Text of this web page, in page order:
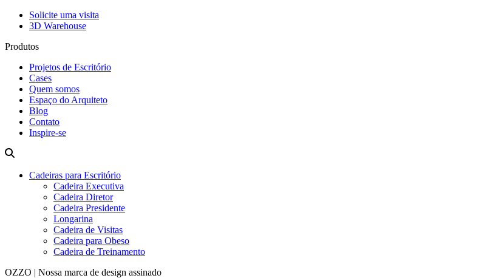
Solicite uma visita
3D Warehouse
Produtos
Projetos de Escritório
Cases
Quem somos
Espaço do Arquiteto
Blog
Contato
Inspire-se
Cadeiras para Escritório
Cadeira Executiva
Cadeira Diretor
Cadeira Presidente
Longarina
Cadeira de Visitas
Cadeira para Obeso
Cadeira de Treinamento
OZZO | Nossa marca de design assinado